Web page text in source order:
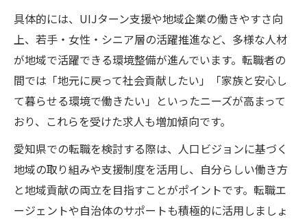
具体的には、UIJターン支援や地域企業の働きやすさ向
上、若手・女性・シニア層の活躍推進など、多様な人材
が地域で活躍できる環境整備が進んでいます。転職者の
間では「地元に戻って社会貢献したい」「家族と安心し
て暮らせる環境で働きたい」といったニーズが高まって
おり、これらを受けた求人も増加傾向です。
愛知県での転職を検討する際は、人口ビジョンに基づく
地域の取り組みや支援制度を活用し、自分らしい働き方
と地域貢献の両立を目指すことがポイントです。転職エ
ージェントや自治体のサポートも積極的に活用しましょ